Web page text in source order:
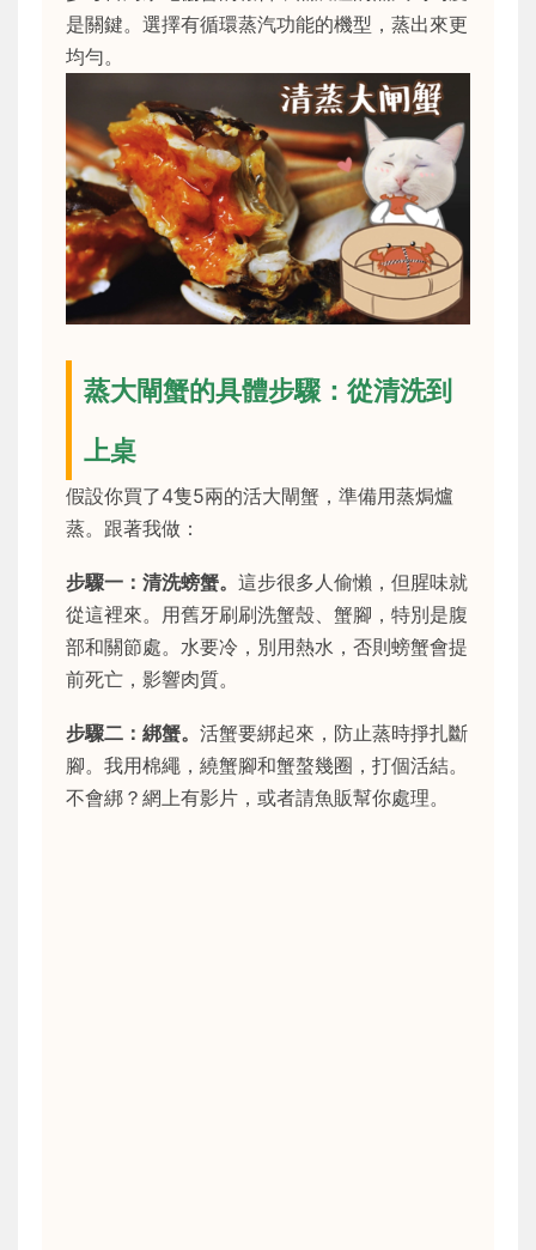
是關鍵。選擇有循環蒸汽功能的機型，蒸出來更
均勻。
蒸大閘蟹的具體步驟：從清洗到
上桌
假設你買了4隻5兩的活大閘蟹，準備用蒸焗爐
蒸。跟著我做：
步驟一：清洗螃蟹。 這步很多人偷懶，但腥味就
從這裡來。用舊牙刷刷洗蟹殼、蟹腳，特別是腹
部和關節處。水要冷，別用熱水，否則螃蟹會提
前死亡，影響肉質。
步驟二：綁蟹。 活蟹要綁起來，防止蒸時掙扎斷
腳。我用棉繩，繞蟹腳和蟹螯幾圈，打個活結。
不會綁？網上有影片，或者請魚販幫你處理。